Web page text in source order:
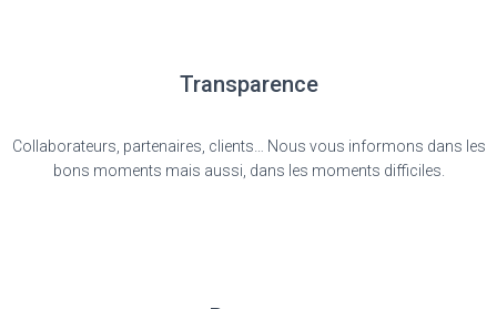
Transparence
Collaborateurs, partenaires, clients… Nous vous informons dans les
bons moments mais aussi, dans les moments difficiles.